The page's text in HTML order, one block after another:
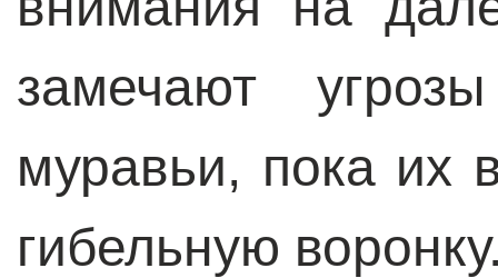
замечают
муравьи, пока их
гибельную